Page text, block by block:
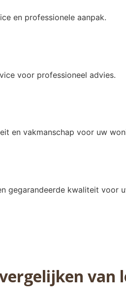
en professionele aanpak.
voor professioneel advies.
en vakmanschap voor uw
gegarandeerde kwaliteit voor
van